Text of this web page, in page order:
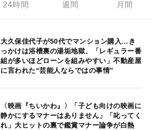
24時間 週間 月間
大久保佳代子が50代でマンション購入…き
っかけは浴槽裏の湯垢地獄、「レギュラー番
組が多いほどローンを組みやすい」不動産屋
に言われた“芸能人ならではの事情”
〈映画『ちいかわ』〉「子ども向けの映画に
静かにするマナーはありません」「叱ってく
れ」大ヒットの裏で鑑賞マナー論争が白熱